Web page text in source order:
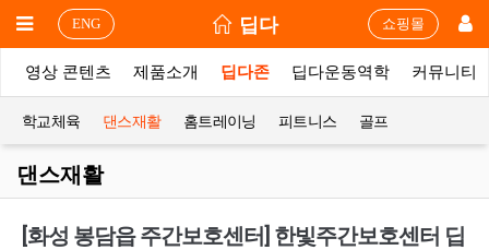
ENG 딥다 쇼핑몰
영상 콘텐츠 제품소개 딥다존 딥다운동역학 커뮤니티
학교체육 댄스재활 홈트레이닝 피트니스 골프
댄스재활
[화성 봉담읍 주간보호센터] 한빛주간보호센터 딥